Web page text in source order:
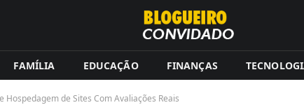
FAMÍLIA EDUCAÇÃO FINANÇAS
Hospedagem de Sites Com Avaliações Reais